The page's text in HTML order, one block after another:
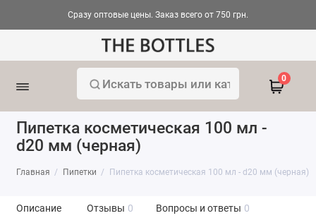
Сразу оптовые цены. Заказ всего от 750 грн.
0
Пипетка косметическая 100 мл -
d20 мм (черная)
Главная Пипетки Пипетка косметическая 100 мл - d20 мм (черная)
Описание Отзывы 0 Вопросы и ответы 0